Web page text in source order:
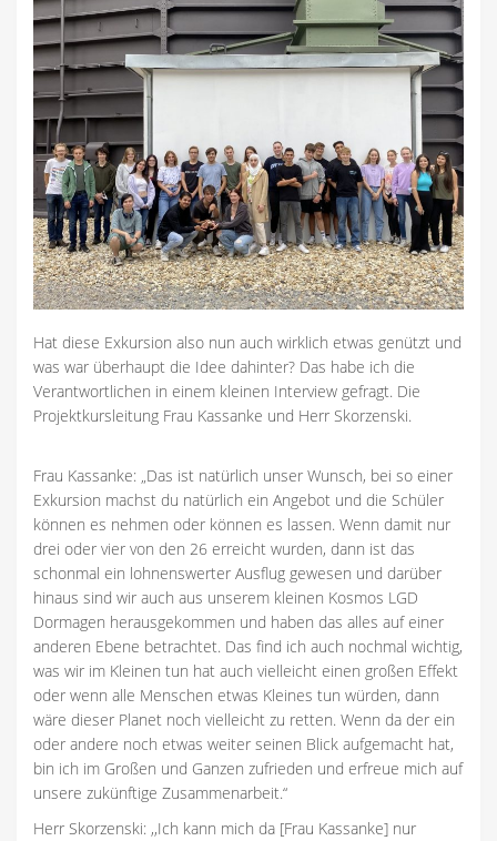
Hat diese Exkursion also nun auch wirklich etwas genützt und
was war überhaupt die Idee dahinter? Das habe ich die
Verantwortlichen in einem kleinen Interview gefragt. Die
Projektkursleitung Frau Kassanke und Herr Skorzenski.
Frau Kassanke: „Das ist natürlich unser Wunsch, bei so einer
Exkursion machst du natürlich ein Angebot und die Schüler
können es nehmen oder können es lassen. Wenn damit nur
drei oder vier von den 26 erreicht wurden, dann ist das
schonmal ein lohnenswerter Ausflug gewesen und darüber
hinaus sind wir auch aus unserem kleinen Kosmos LGD
Dormagen herausgekommen und haben das alles auf einer
anderen Ebene betrachtet. Das find ich auch nochmal wichtig,
was wir im Kleinen tun hat auch vielleicht einen großen Effekt
oder wenn alle Menschen etwas Kleines tun würden, dann
wäre dieser Planet noch vielleicht zu retten. Wenn da der ein
oder andere noch etwas weiter seinen Blick aufgemacht hat,
bin ich im Großen und Ganzen zufrieden und erfreue mich auf
unsere zukünftige Zusammenarbeit.“
Herr Skorzenski: ,,Ich kann mich da [Frau Kassanke] nur